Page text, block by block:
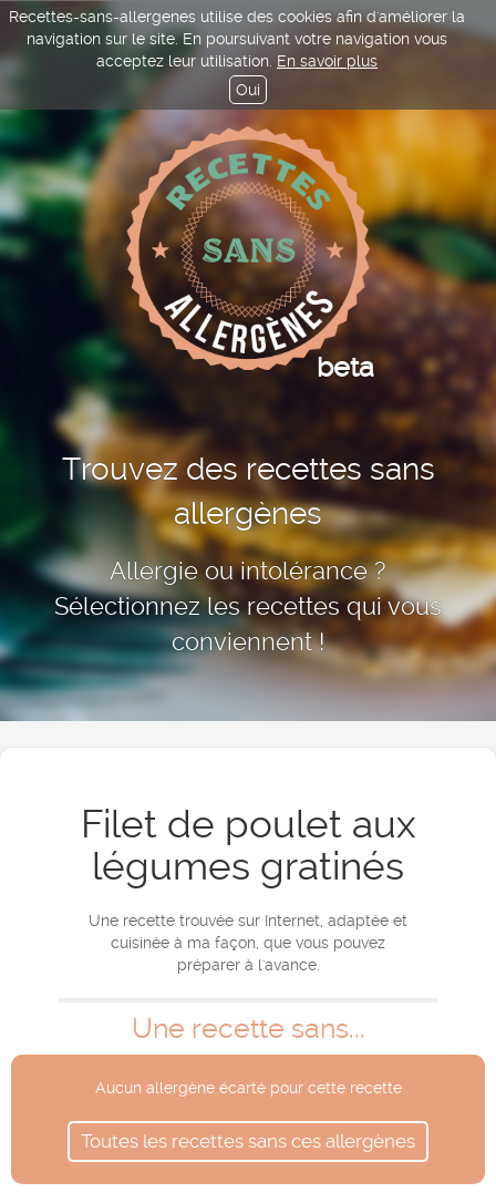
Recettes-sans-allergenes utilise des cookies afin d'améliorer la
navigation sur le site. En poursuivant votre navigation vous
acceptez leur utilisation. En savoir plus
Oui
beta
Trouvez des recettes sans
allergènes
Allergie ou intolérance ?
Sélectionnez les recettes qui vous
conviennent !
Filet de poulet aux
légumes gratinés
Une recette trouvée sur Internet, adaptée et
cuisinée à ma façon, que vous pouvez
préparer à l'avance.
Une recette sans...
Aucun allergène écarté pour cette recette
Toutes les recettes sans ces allergènes